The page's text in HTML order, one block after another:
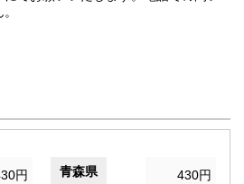
円 青森県 430円